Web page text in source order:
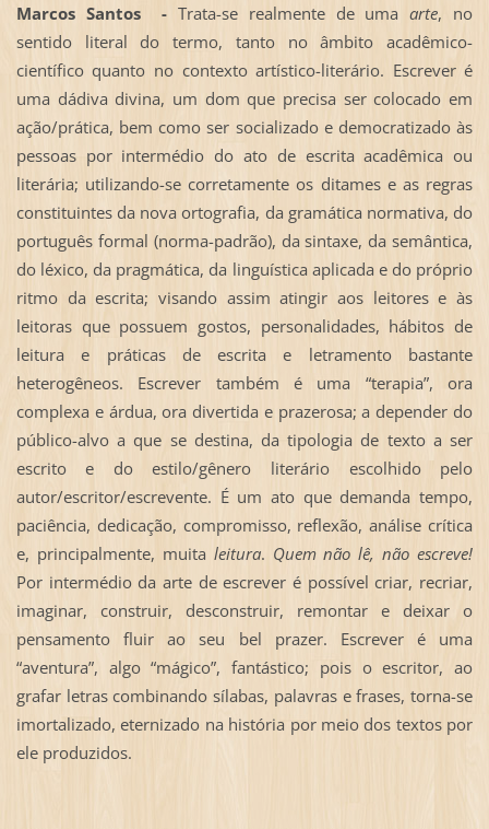
Marcos Santos -Trata-se realmente de umaarte, no
sentido literal do termo, tanto no âmbito acadêmico-
científico quanto no contexto artístico-literário. Escrever é
uma dádiva divina, um dom que precisa ser colocado em
ação/prática, bem como ser socializado e democratizado às
pessoas por intermédio do ato de escrita acadêmica ou
literária; utilizando-se corretamente os ditames e as regras
constituintes da nova ortografia, da gramática normativa, do
português formal (norma-padrão), da sintaxe, da semântica,
do léxico, da pragmática, da linguística aplicada e do próprio
ritmo da escrita; visando assim atingir aos leitores e às
leitoras que possuem gostos, personalidades, hábitos de
leitura e práticas de escrita e letramento bastante
heterogêneos. Escrever também é uma “terapia”, ora
complexa e árdua, ora divertida e prazerosa; a depender do
público-alvo a que se destina, da tipologia de texto a ser
escrito e do estilo/gênero literário escolhido pelo
autor/escritor/escrevente. É um ato que demanda tempo,
paciência, dedicação, compromisso, reflexão, análise crítica
e, principalmente, muita leitura. Quem não lê, não escreve!
Por intermédio da arte de escrever é possível criar, recriar,
imaginar, construir, desconstruir, remontar e deixar o
pensamento fluir ao seu bel prazer. Escrever é uma
“aventura”, algo “mágico”, fantástico; pois o escritor, ao
grafar letras combinando sílabas, palavras e frases, torna-se
imortalizado, eternizado na história por meio dos textos por
ele produzidos.